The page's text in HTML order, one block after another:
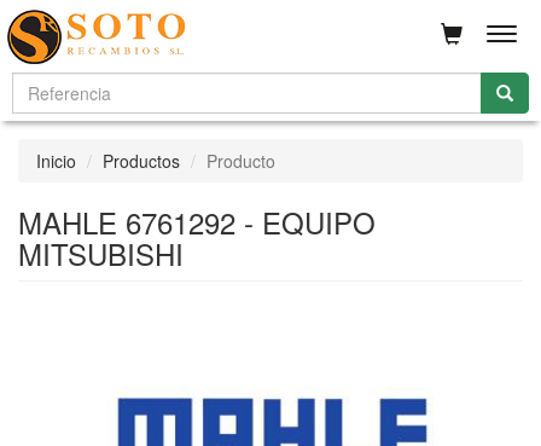
Inicio Productos Producto
MAHLE 6761292 - EQUIPO
MITSUBISHI